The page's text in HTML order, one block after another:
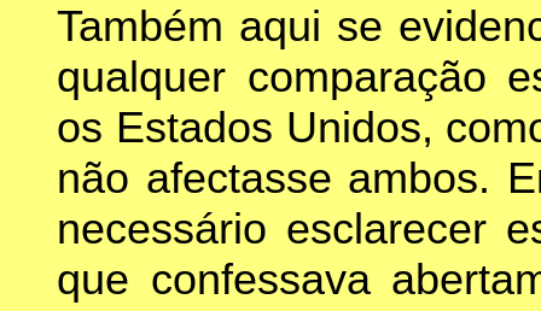
Também aqui se
qualquer comparação
os Estados Unidos,
não afectasse ambos.
necessário esclarecer
que confessava